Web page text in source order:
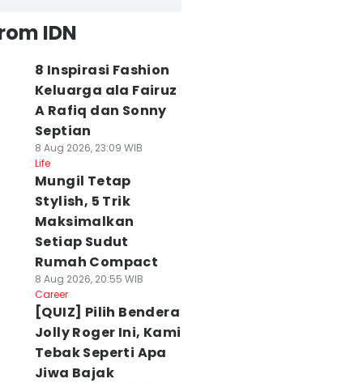
IDN
8 Inspirasi Fashion
Keluarga ala Fairuz
A Rafiq dan Sonny
Septian
8 Aug 2026, 23:09 WIB
Life
Mungil Tetap
Stylish, 5 Trik
Maksimalkan
Setiap Sudut
Rumah Compact
8 Aug 2026, 20:55 WIB
Career
[QUIZ] Pilih Bendera
Jolly Roger Ini, Kami
Tebak Seperti Apa
Jiwa Bajak